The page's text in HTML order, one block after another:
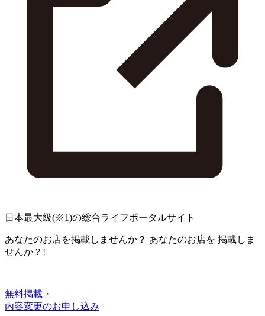
日本最大級(※1)の総合ライフポータルサイト
あなたのお店を掲載しませんか？ あなたのお店を 掲載しま
せんか？!
無料掲載・
内容変更のお申し込み